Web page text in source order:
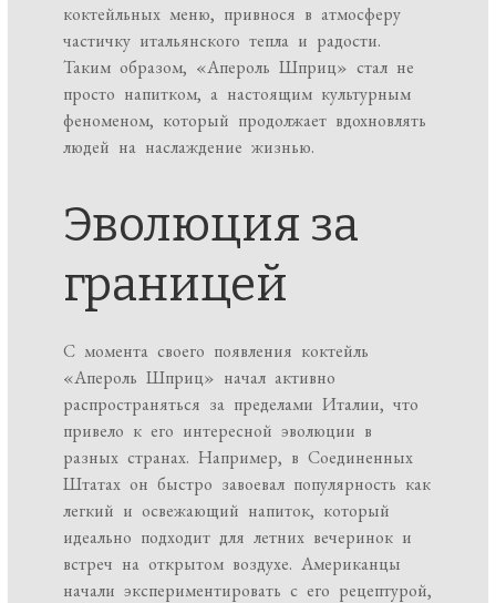
коктейльных меню, привнося в атмосферу
частичку итальянского тепла и радости.
Таким образом, «Апероль Шприц» стал не
просто напитком, а настоящим культурным
феноменом, который продолжает вдохновлять
людей на наслаждение жизнью.
Эволюция за
границей
С момента своего появления коктейль
«Апероль Шприц» начал активно
распространяться за пределами Италии, что
привело к его интересной эволюции в
разных странах. Например, в Соединенных
Штатах он быстро завоевал популярность как
легкий и освежающий напиток, который
идеально подходит для летних вечеринок и
встреч на открытом воздухе. Американцы
начали экспериментировать с его рецептурой,